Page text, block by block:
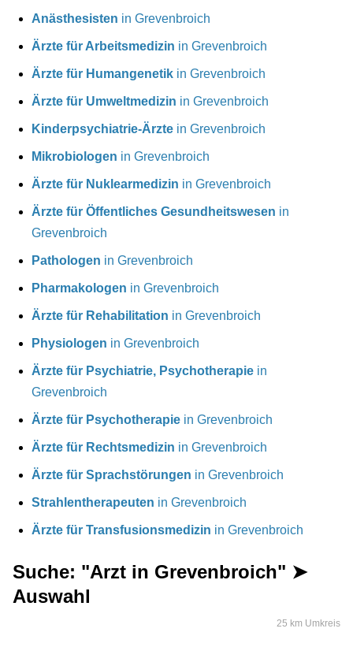
Anästhesisten in Grevenbroich
Ärzte für Arbeitsmedizin in Grevenbroich
Ärzte für Humangenetik in Grevenbroich
Ärzte für Umweltmedizin in Grevenbroich
Kinderpsychiatrie-Ärzte in Grevenbroich
Mikrobiologen in Grevenbroich
Ärzte für Nuklearmedizin in Grevenbroich
Ärzte für Öffentliches Gesundheitswesen in
Grevenbroich
Pathologen in Grevenbroich
Pharmakologen in Grevenbroich
Ärzte für Rehabilitation in Grevenbroich
Physiologen in Grevenbroich
Ärzte für Psychiatrie, Psychotherapie in
Grevenbroich
Ärzte für Psychotherapie in Grevenbroich
Ärzte für Rechtsmedizin in Grevenbroich
Ärzte für Sprachstörungen in Grevenbroich
Strahlentherapeuten in Grevenbroich
Ärzte für Transfusionsmedizin in Grevenbroich
Suche: "Arzt in Grevenbroich" ➤
Auswahl
25 km Umkreis